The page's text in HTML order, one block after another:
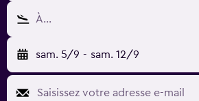
À…
sam. 5/9 - sam. 12/9